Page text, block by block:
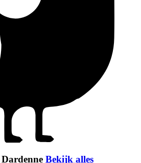
Bekijk alles